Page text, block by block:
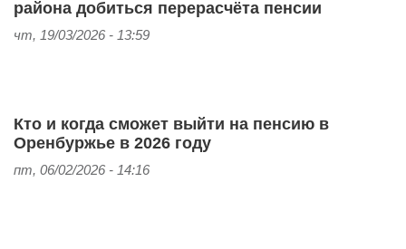
района добиться перерасчёта пенсии
чт, 19/03/2026 - 13:59
Кто и когда сможет выйти на пенсию в
Оренбуржье в 2026 году
пт, 06/02/2026 - 14:16